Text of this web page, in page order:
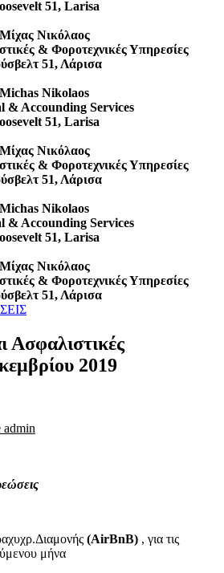
51, Larisa
Μίχας Νικόλαος
& Φοροτεχνικές Υπηρεσίες
51, Λάρισα
Michas Nikolaos
& Accounding Services
51, Larisa
Μίχας Νικόλαος
& Φοροτεχνικές Υπηρεσίες
51, Λάρισα
Michas Nikolaos
& Accounding Services
51, Larisa
Μίχας Νικόλαος
& Φοροτεχνικές Υπηρεσίες
51, Λάρισα
Ασφαλιστικές
2019
admin
(AirBnB) , για τις
μήνα